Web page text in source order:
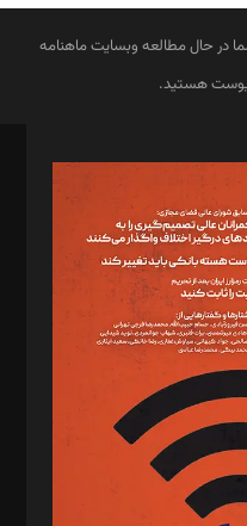
در حال مطالعه وبسایت ماهنامه
هستید.
امان‌پور، سروش کرمیان،
فکرانه، فائزه فتحی